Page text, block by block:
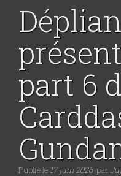
part 6
Publié le 17 juin 2026 par